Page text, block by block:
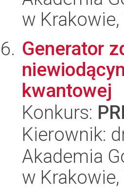
w
Generator
kwantowej
Konkurs:
Kierownik:
Akademia
w